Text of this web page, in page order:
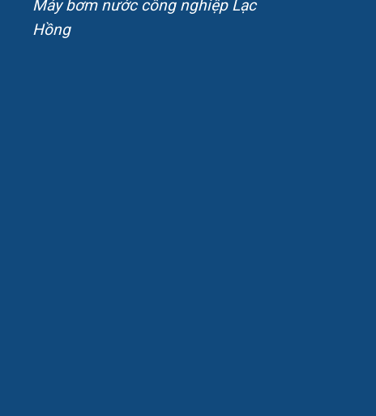
Máy bơm nước công nghiệp Lạc
Hồng